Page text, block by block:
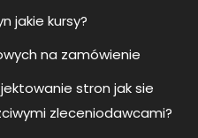
jakie kursy?
na zamówienie
stron jak sie
zleceniodawcami?